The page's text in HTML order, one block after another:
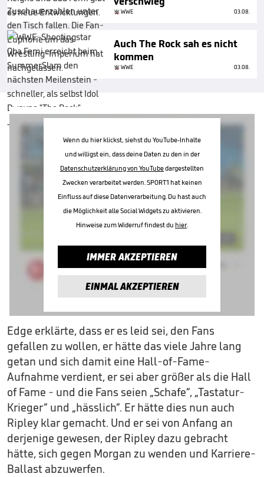
WWE 03.08.
Auch The Rock sah es nicht
kommen
WWE 03.08.
Wenn du hier klickst, siehst du YouTube-Inhalte
und willigst ein, dass deine Daten zu den in der
Datenschutzerklärung von YouTubedargestellten
Zwecken verarbeitet werden. SPORT1 hat keinen
Einfluss auf diese Datenverarbeitung. Du hast auch
die Möglichkeit alle Social Widgets zu aktivieren.
Hinweise zum Widerruf findest du hier.
IMMER AKZEPTIEREN
EINMAL AKZEPTIEREN
Edge erklärte, dass er es leid sei, den Fans
gefallen zu wollen, er hätte das viele Jahre lang
getan und sich damit eine Hall-of-Fame-
Aufnahme verdient, er sei aber größer als die Hall
of Fame - und die Fans seien „Schafe“, „Tastatur-
Krieger“ und „hässlich“. Er hätte dies nun auch
Ripley klar gemacht. Und er sei von Anfang an
derjenige gewesen, der Ripley dazu gebracht
hätte, sich gegen Morgan zu wenden und Karriere-
Ballast abzuwerfen.